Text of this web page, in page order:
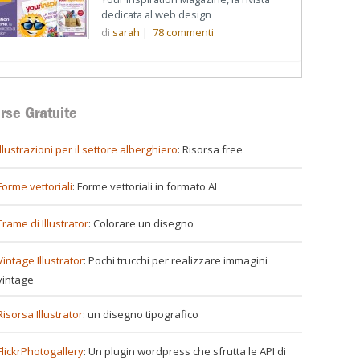
dedicata al web design
di sarah | 78commenti
Gratuite
per il settore alberghiero: Risorsa free
vettoriali: Forme vettoriali in formato AI
di Illustrator: Colorare un disegno
Illustrator: Pochi trucchi per realizzare immagini
Illustrator: un disegno tipografico
: Un plugin wordpress che sfrutta le API di